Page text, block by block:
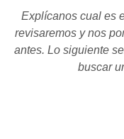
Explícanos cual es
revisaremos y nos
antes. Lo siguiente
buscar